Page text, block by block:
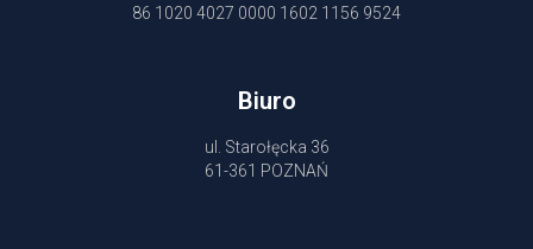
86 1020 4027 0000 1602 1156 9524
Biuro
ul. Starołęcka 36
61-361 POZNAŃ